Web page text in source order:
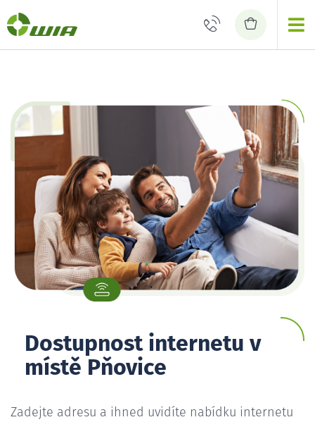
Dostupnost internetu v
místě Pňovice
Zadejte adresu a ihned uvidíte nabídku internetu